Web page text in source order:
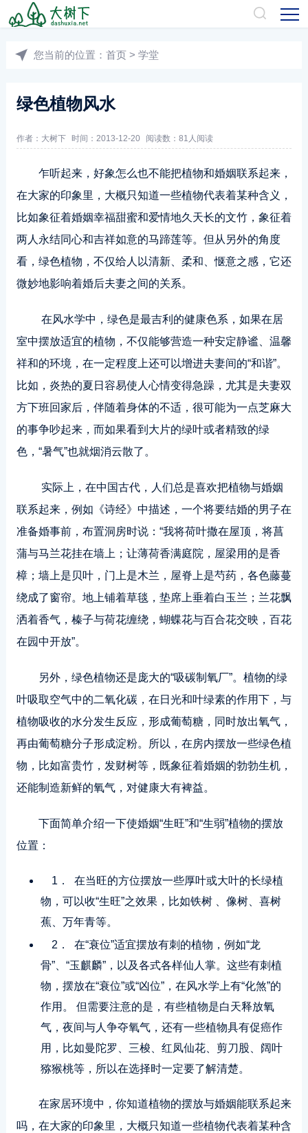
您当前的位置： 首页 > 学堂
绿色植物风水
作者： 大树下 时间：2013-12-20 阅读数： 81人阅读
乍听起来，好象怎么也不能把植物和婚姻联系起来，
在大家的印象里，大概只知道一些植物代表着某种含义，
比如象征着婚姻幸福甜蜜和爱情地久天长的文竹，象征着
两人永结同心和吉祥如意的马蹄莲等。但从另外的角度
看，绿色植物，不仅给人以清新、柔和、惬意之感，它还
微妙地影响着婚后夫妻之间的关系。
在风水学中，绿色是最吉利的健康色系，如果在居
室中摆放适宜的植物，不仅能够营造一种安定静谧、温馨
祥和的环境，在一定程度上还可以增进夫妻间的“和谐”。
比如，炎热的夏日容易使人心情变得急躁，尤其是夫妻双
方下班回家后，伴随着身体的不适，很可能为一点芝麻大
的事争吵起来，而如果看到大片的绿叶或者精致的绿
色，“暑气”也就烟消云散了。
实际上，在中国古代，人们总是喜欢把植物与婚姻
联系起来，例如《诗经》中描述，一个将要结婚的男子在
准备婚事前，布置洞房时说：“我将荷叶撒在屋顶，将菖
蒲与马兰花挂在墙上；让薄荷香满庭院，屋梁用的是香
樟；墙上是贝叶，门上是木兰，屋脊上是芍药，各色藤蔓
绕成了窗帘。地上铺着草毯，垫席上垂着白玉兰；兰花飘
洒着香气，榛子与荷花缠绕，蝴蝶花与百合花交映，百花
在园中开放”。
另外，绿色植物还是庞大的“吸碳制氧厂”。植物的绿
叶吸取空气中的二氧化碳，在日光和叶绿素的作用下，与
植物吸收的水分发生反应，形成葡萄糖，同时放出氧气，
再由葡萄糖分子形成淀粉。所以，在房内摆放一些绿色植
物，比如富贵竹，发财树等，既象征着婚姻的勃勃生机，
还能制造新鲜的氧气，对健康大有裨益。
下面简单介绍一下使婚姻“生旺”和“生弱”植物的摆放
位置：
1． 在当旺的方位摆放一些厚叶或大叶的长绿植
物，可以收“生旺”之效果，比如铁树 、像树、喜树
蕉、万年青等。
2． 在“衰位”适宜摆放有刺的植物，例如“龙
骨”、“玉麒麟”，以及各式各样仙人掌。这些有刺植
物，摆放在“衰位”或“凶位”，在风水学上有“化煞”的
作用。 但需要注意的是，有些植物是白天释放氧
气，夜间与人争夺氧气，还有一些植物具有促癌作
用，比如曼陀罗、三梭、红凤仙花、剪刀股、阔叶
猕猴桃等，所以在选择时一定要了解清楚。
在家居环境中，你知道植物的摆放与婚姻能联系起来
吗，在大家的印象里，大概只知道一些植物代表着某种含